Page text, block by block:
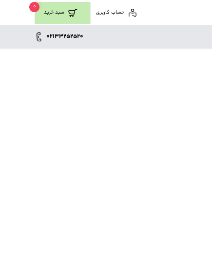
سبد خرید
0
حساب کاربری
02133252520